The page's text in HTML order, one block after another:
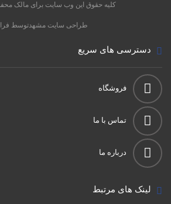
کلیه حقوق این وب سایت برای مالک
طراحی سایت مشهدتوسط
دسترسی های سریع
فروشگاه
تماس با ما
درباره ما
لینک های مرتبط